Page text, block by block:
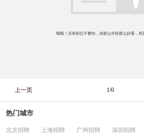
哦哦！没有职位不要怕，你那么年轻那么好看，再
上一页 1/0
热门城市
北京招聘 上海招聘 广州招聘 深圳招聘